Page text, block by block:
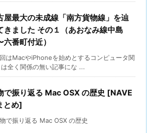
屋最大の未成線「南方貨物線」を辿
きました その１（あおなみ線中島
六番町付近）
はMacやiPhoneを始めとするコンピュータ関
全く関係の無い記事にな ...
で振り返る Mac OSX の歴史 [NAVE
とめ]
で振り返る Mac OSX の歴史